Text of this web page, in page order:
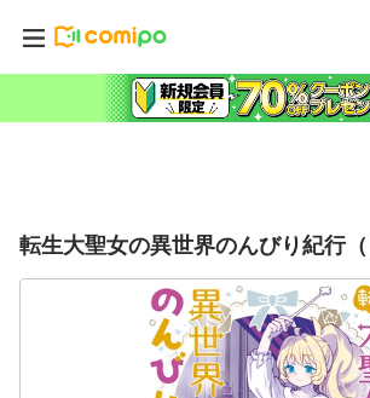
転生大聖女の異世界のんびり紀行（